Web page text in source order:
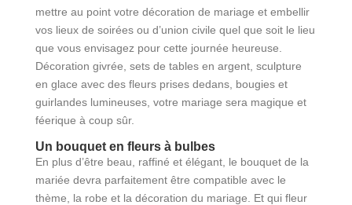
mettre au point votre décoration de mariage et embellir
vos lieux de soirées ou d’union civile quel que soit le lieu
que vous envisagez pour cette journée heureuse.
Décoration givrée, sets de tables en argent, sculpture
en glace avec des fleurs prises dedans, bougies et
guirlandes lumineuses, votre mariage sera magique et
féerique à coup sûr.
Un bouquet en fleurs à bulbes
En plus d’être beau, raffiné et élégant, le bouquet de la
mariée devra parfaitement être compatible avec le
thème, la robe et la décoration du mariage. Et qui fleur